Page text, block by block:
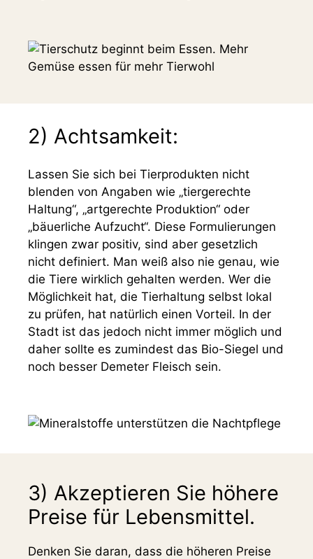
2) Achtsamkeit:
Lassen Sie sich bei Tierprodukten nicht
blenden von Angaben wie „tiergerechte
Haltung“, „artgerechte Produktion“ oder
„bäuerliche Aufzucht“. Diese Formulierungen
klingen zwar positiv, sind aber gesetzlich
nicht definiert. Man weiß also nie genau, wie
die Tiere wirklich gehalten werden. Wer die
Möglichkeit hat, die Tierhaltung selbst lokal
zu prüfen, hat natürlich einen Vorteil. In der
Stadt ist das jedoch nicht immer möglich und
daher sollte es zumindest das Bio-Siegel und
noch besser Demeter Fleisch sein.
3) Akzeptieren Sie höhere
Preise für Lebensmittel.
Denken Sie daran, dass die höheren Preise